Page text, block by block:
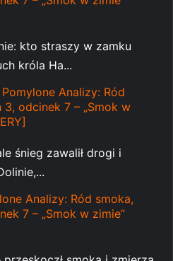
kto straszy w zamku
króla Ha...
Pomylone Analizy: Ród
3, odcinek 7 – „Smok w
śnieg zawalił drogi i
Analizy: Ród smoka,
7 – „Smok w zimie”